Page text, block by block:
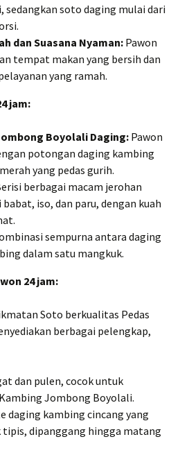
sedangkan soto daging mulai dari
dan Suasana Nyaman: Pawon
tempat makan yang bersih dan
yang ramah.
jam:
Boyolali Daging: Pawon
potongan daging kambing
yang pedas gurih.
berbagai macam jerohan
iso, dan paru, dengan kuah
sempurna antara daging
dalam satu mangkuk.
24 jam:
Soto berkualitas Pedas
berbagai pelengkap,
dan pulen, cocok untuk
Jombong Boyolali.
daging kambing cincang yang
tipis, dipanggang hingga matang